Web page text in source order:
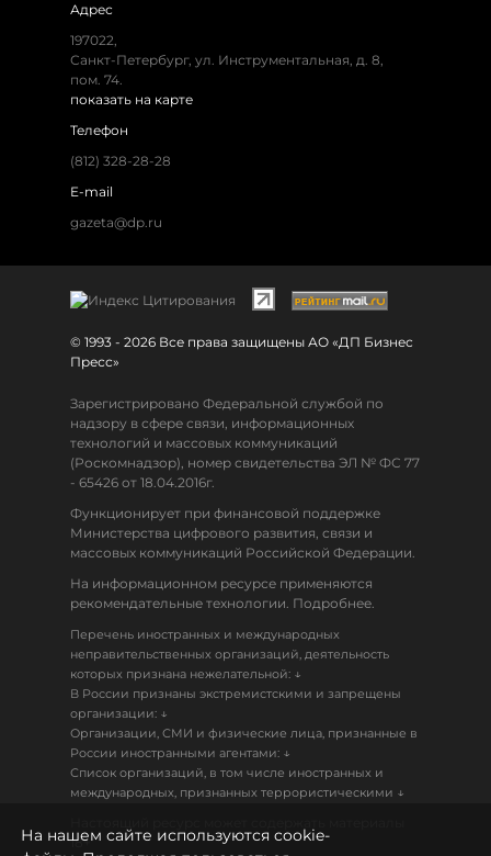
Адрес
197022,
Санкт-Петербург, ул. Инструментальная, д. 8,
пом. 74.
показать на карте
Телефон
(812) 328-28-28
E-mail
gazeta@dp.ru
© 1993 - 2026 Все права защищены АО «ДП Бизнес
Пресс»
Зарегистрировано Федеральной службой по
надзору в сфере связи, информационных
технологий и массовых коммуникаций
(Роскомнадзор), номер свидетельства ЭЛ № ФС 77
- 65426 от 18.04.2016г.
Функционирует при финансовой поддержке
Министерства цифрового развития, связи и
массовых коммуникаций Российской Федерации.
На информационном ресурсе применяются
рекомендательные технологии. Подробнее.
Перечень иностранных и международных
неправительственных организаций, деятельность
которых признана нежелательной: ↓
В России признаны экстремистскими и запрещены
организации: ↓
Организации, СМИ и физические лица, признанные в
России иностранными агентами: ↓
Список организаций, в том числе иностранных и
международных, признанных террористическими ↓
18+
На нашем сайте используются cookie-